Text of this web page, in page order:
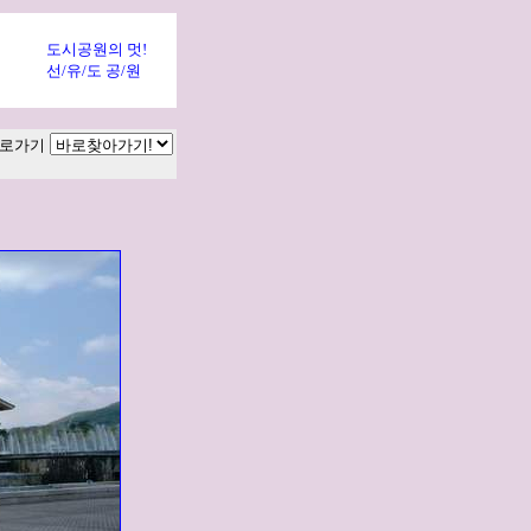
도시공원의 멋!
선/유/도 공/원
가기